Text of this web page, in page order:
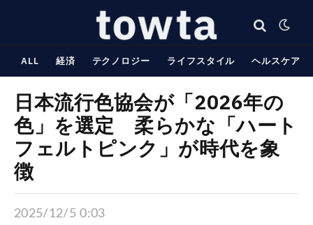
ALL 経済 テクノロジー ライフスタイル ヘルスケア
日本流行色協会が「2026年の
色」を選定 柔らかな「ハート
フェルトピンク」が時代を象
徴
2025/12/5 0:03